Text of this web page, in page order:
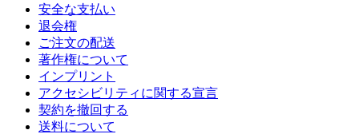
安全な支払い
退会権
ご注文の配送
著作権について
インプリント
アクセシビリティに関する宣言
契約を撤回する
送料について